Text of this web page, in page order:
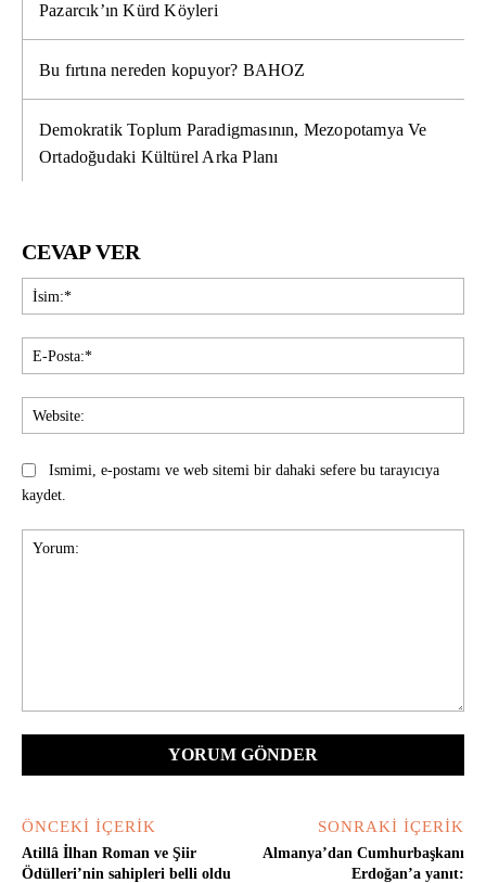
Pazarcık’ın Kürd Köyleri
Bu fırtına nereden kopuyor? BAHOZ
Demokratik Toplum Paradigmasının, Mezopotamya Ve
Ortadoğudaki Kültürel Arka Planı
CEVAP VER
Ismimi, e-postamı ve web sitemi bir dahaki sefere bu tarayıcıya
kaydet.
ÖNCEKI İÇERIK
Atillâ İlhan Roman ve Şiir
Ödülleri’nin sahipleri belli oldu
SONRAKI İÇERIK
Almanya’dan Cumhurbaşkanı
Erdoğan’a yanıt: